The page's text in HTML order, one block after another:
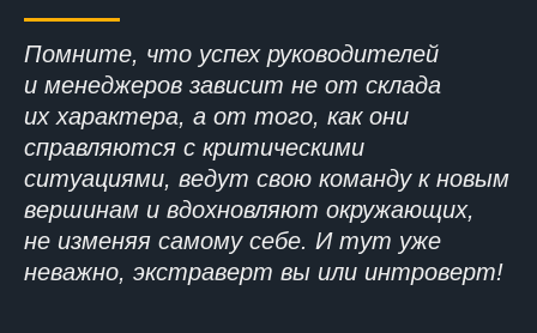
Помните, что успех руководителей
и менеджеров зависит не от склада
их характера, а от того, как они
справляются с критическими
ситуациями, ведут свою команду к новым
вершинам и вдохновляют окружающих,
не изменяя самому себе. И тут уже
неважно, экстраверт вы или интроверт!